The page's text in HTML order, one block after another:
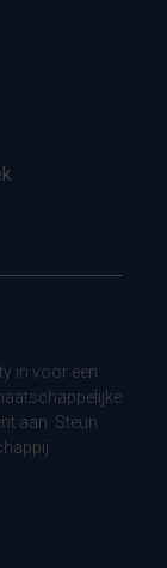
in voor een
aan. Steun